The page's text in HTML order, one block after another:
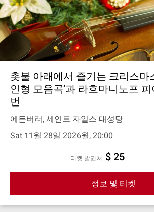
촛불 아래에서 즐기는 크리스마
인형 모음곡’과 라흐마니노프
번
에든버러, 세인트 자일스 대성당
Sat 11월 28일 2026월, 20:00
티켓 발권처 $ 25
정보 및 티켓